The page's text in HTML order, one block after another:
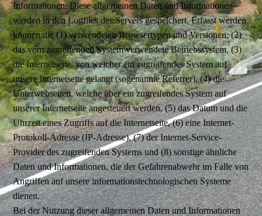
Informationen. Diese allgemeinen Daten und Informationen
werden in den Logfiles des Servers gespeichert. Erfasst werden
können die (1) verwendeten Browsertypen und Versionen, (2)
das vom zugreifenden System verwendete Betriebssystem, (3)
die Internetseite, von welcher ein zugreifendes System auf
unsere Internetseite gelangt (sogenannte Referrer), (4) die
Unterwebseiten, welche über ein zugreifendes System auf
unserer Internetseite angesteuert werden, (5) das Datum und die
Uhrzeit eines Zugriffs auf die Internetseite, (6) eine Internet-
Protokoll-Adresse (IP-Adresse), (7) der Internet-Service-
Provider des zugreifenden Systems und (8) sonstige ähnliche
Daten und Informationen, die der Gefahrenabwehr im Falle von
Angriffen auf unsere informationstechnologischen Systeme
dienen.
Bei der Nutzung dieser allgemeinen Daten und Informationen